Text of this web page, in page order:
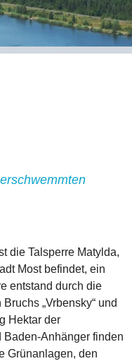
die Talsperre Matylda,
Most befindet, ein
entstand durch die
„Vrbensky“ und
Hektar der
Anhänger finden
Grünanlagen, den